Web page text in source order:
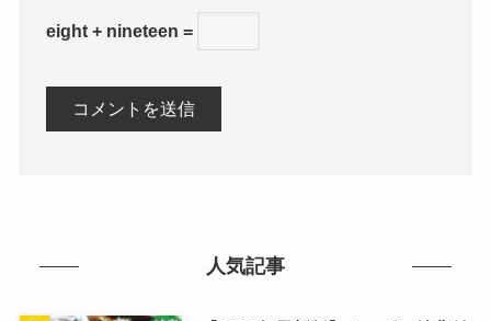
eight + nineteen =
人気記事